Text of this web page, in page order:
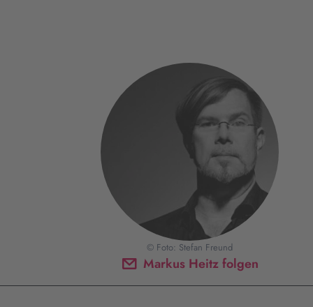
Markus Heitz folgen
© Foto: Stefan Freund